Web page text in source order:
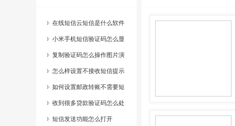
在线短信云短信是什么软件
小米手机短信验证码怎么显
示在上方
复制验证码怎么操作图片演
示出来呢
怎么样设置不接收短信提示
如何设置邮政转账不需要短
信验证码呢
收到很多贷款验证码怎么处
理
短信发送功能怎么打开